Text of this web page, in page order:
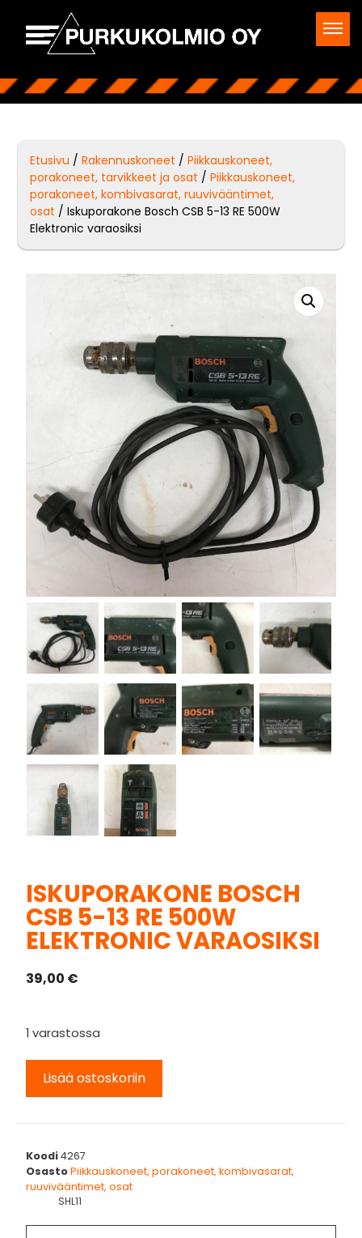
Etusivu /Rakennuskoneet /Piikkauskoneet,
porakoneet, tarvikkeet ja osat /Piikkauskoneet,
porakoneet, kombivasarat, ruuvivääntimet,
osat / Iskuporakone Bosch CSB 5-13 RE 500W
Elektronic varaosiksi
ISKUPORAKONE BOSCH
CSB 5-13 RE 500W
ELEKTRONIC VARAOSIKSI
39,00 €
1 varastossa
Lisää ostoskoriin
Koodi4267
OsastoPiikkauskoneet, porakoneet, kombivasarat,
ruuvivääntimet, osat
SHL11